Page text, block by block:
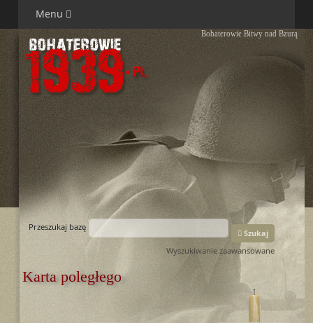
Menu
Bohaterowie Bitwy nad Bzurą
Przeszukaj bazę
Szukaj
Wyszukiwanie zaawansowane
Karta poległego